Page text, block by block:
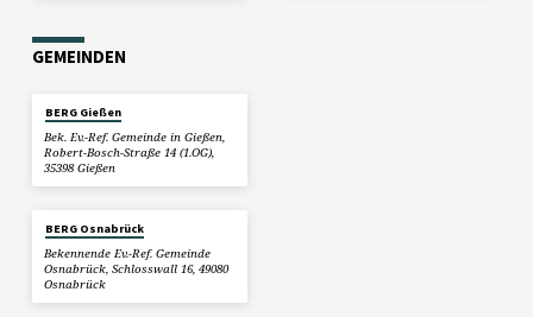
GEMEINDEN
BERG Gießen
Bek. Ev.-Ref. Gemeinde in Gießen,
Robert-Bosch-Straße 14 (1.OG),
35398 Gießen
BERG Osnabrück
Bekennende Ev.-Ref. Gemeinde
Osnabrück, Schlosswall 16, 49080
Osnabrück